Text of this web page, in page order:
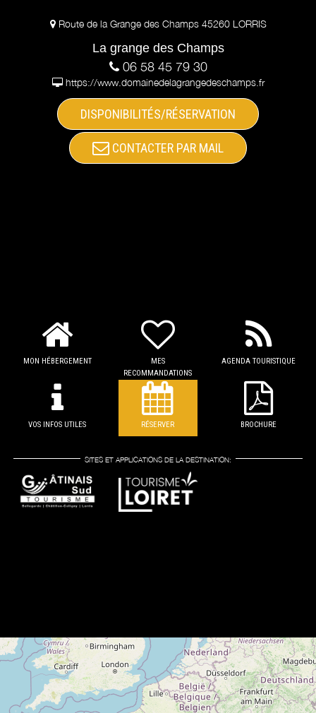
Route de la Grange des Champs 45260 LORRIS
La grange des Champs
06 58 45 79 30
https://www.domainedelagrangedeschamps.fr
DISPONIBILITÉS/RÉSERVATION
CONTACTER PAR MAIL
MON HÉBERGEMENT
MES
RECOMMANDATIONS
AGENDA TOURISTIQUE
VOS INFOS UTILES RÉSERVER BROCHURE
SITES ET APPLICATIONS DE LA DESTINATION: